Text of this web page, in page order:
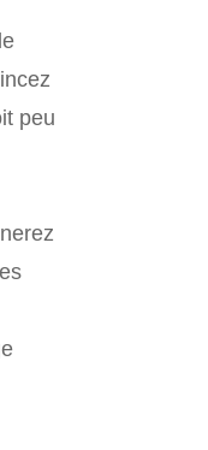
peu